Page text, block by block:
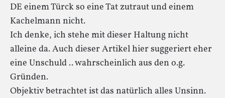
DE einem Türck so eine Tat zutraut und einem
Kachelmann nicht.
Ich denke, ich stehe mit dieser Haltung nicht
alleine da. Auch dieser Artikel hier suggeriert eher
eine Unschuld .. wahrscheinlich aus den o.g.
Gründen.
Objektiv betrachtet ist das natürlich alles Unsinn.